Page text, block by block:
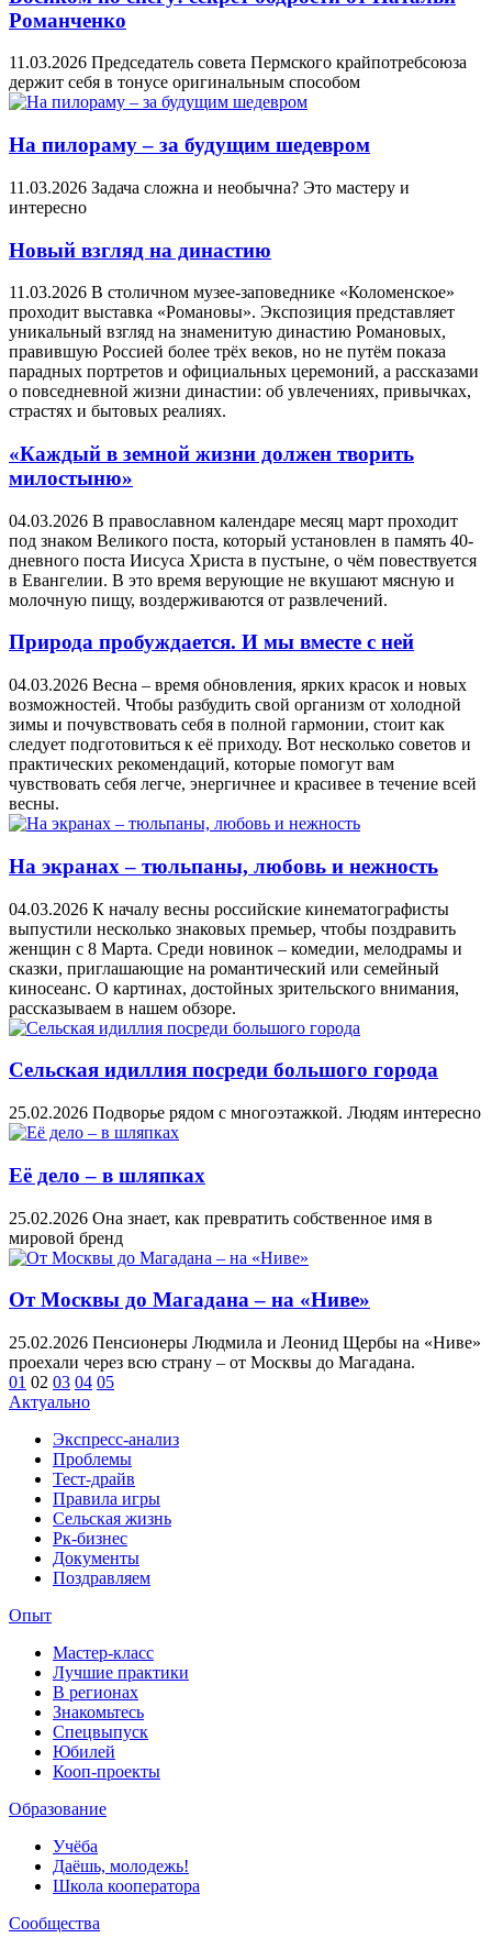
Романченко
11.03.2026 Председатель совета Пермского крайпотребсоюза
держит себя в тонусе оригинальным способом
На пилораму – за будущим шедевром
11.03.2026 Задача сложна и необычна? Это мастеру и
интересно
Новый взгляд на династию
11.03.2026 В столичном музее-заповеднике «Коломенское»
проходит выставка «Романовы». Экспозиция представляет
уникальный взгляд на знаменитую династию Романовых,
правившую Россией более трёх веков, но не путём показа
парадных портретов и официальных церемоний, а рассказами
о повседневной жизни династии: об увлечениях, привычках,
страстях и бытовых реалиях.
«Каждый в земной жизни должен творить
милостыню»
04.03.2026 В православном календаре месяц март проходит
под знаком Великого поста, который установлен в память 40-
дневного поста Иисуса Христа в пустыне, о чём повествуется
в Евангелии. В это время верующие не вкушают мясную и
молочную пищу, воздерживаются от развлечений.
Природа пробуждается. И мы вместе с ней
04.03.2026 Весна – время обновления, ярких красок и новых
возможностей. Чтобы разбудить свой организм от холодной
зимы и почувствовать себя в полной гармонии, стоит как
следует подготовиться к её приходу. Вот несколько советов и
практических рекомендаций, которые помогут вам
чувствовать себя легче, энергичнее и красивее в течение всей
весны.
На экранах – тюльпаны, любовь и нежность
04.03.2026 К началу весны российские кинематографисты
выпустили несколько знаковых премьер, чтобы поздравить
женщин с 8 Марта. Среди новинок – комедии, мелодрамы и
сказки, приглашающие на романтический или семейный
киносеанс. О картинах, достойных зрительского внимания,
рассказываем в нашем обзоре.
Сельская идиллия посреди большого города
25.02.2026 Подворье рядом с многоэтажкой. Людям интересно
Её дело – в шляпках
25.02.2026 Она знает, как превратить собственное имя в
мировой бренд
От Москвы до Магадана – на «Ниве»
25.02.2026 Пенсионеры Людмила и Леонид Щербы на «Ниве»
проехали через всю страну – от Москвы до Магадана.
01 02 03 04 05
Актуально
Экспресс-анализ
Проблемы
Тест-драйв
Правила игры
Сельская жизнь
Рк-бизнес
Документы
Поздравляем
Опыт
Мастер-класс
Лучшие практики
В регионах
Знакомьтесь
Спецвыпуск
Юбилей
Кооп-проекты
Образование
Учёба
Даёшь, молодежь!
Школа кооператора
Сообщества